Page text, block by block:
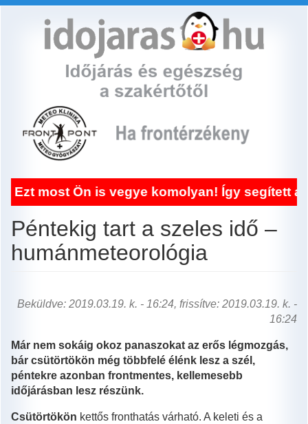
Ön is vegye komolyan! Így segített a
Péntekig tart a szeles idő –
humánmeteorológia
Beküldve: 2019.03.19. k. - 16:24, frissítve: 2019.03.19. k. -
16:24
Már nem sokáig okoz panaszokat az erős légmozgás,
bár csütörtökön még többfelé élénk lesz a szél,
péntekre azonban frontmentes, kellemesebb
időjárásban lesz részünk.
Csütörtökön kettős fronthatás várható. A keleti és a